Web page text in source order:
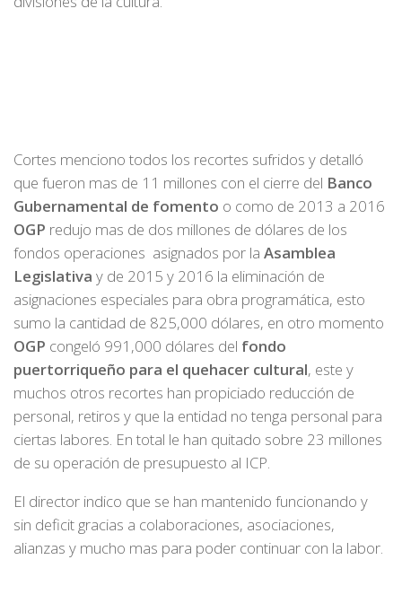
Cortes menciono todos los recortes sufridos y detalló
que fueron mas de 11 millones con el cierre del Banco
Gubernamental de fomento o como de 2013 a 2016
OGP redujo mas de dos millones de dólares de los
fondos operaciones asignados por la Asamblea
Legislativa y de 2015 y 2016 la eliminación de
asignaciones especiales para obra programática, esto
sumo la cantidad de 825,000 dólares, en otro momento
OGP congeló 991,000 dólares del fondo
puertorriqueño para el quehacer cultural, este y
muchos otros recortes han propiciado reducción de
personal, retiros y que la entidad no tenga personal para
ciertas labores. En total le han quitado sobre 23 millones
de su operación de presupuesto al ICP.
El director indico que se han mantenido funcionando y
sin deficit gracias a colaboraciones, asociaciones,
alianzas y mucho mas para poder continuar con la labor.